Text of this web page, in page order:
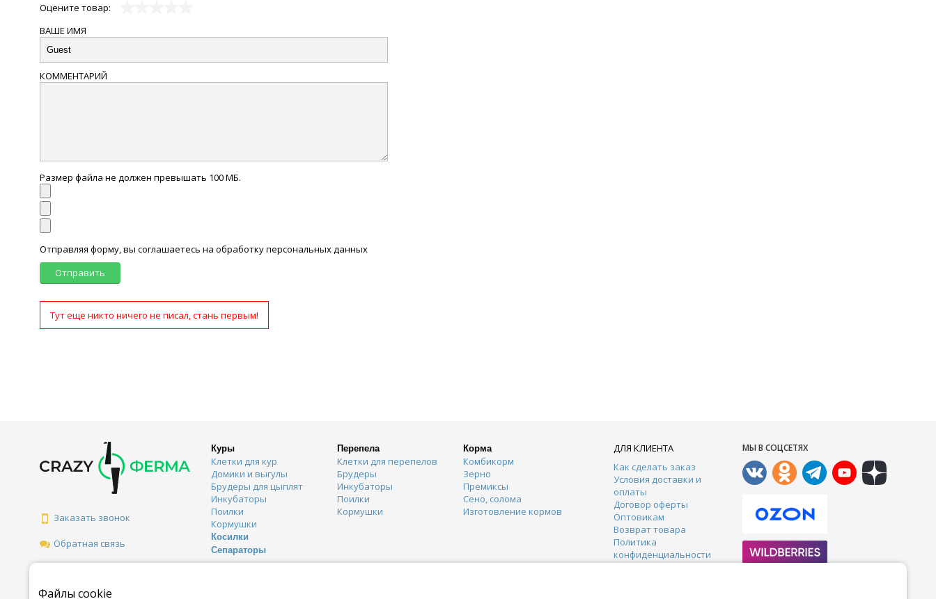
Оцените товар:
ВАШЕ ИМЯ
КОММЕНТАРИЙ
Размер файла не должен превышать 100 МБ.
Отправляя форму, вы соглашаетесь на обработку персональных данных
Отправить
Тут еще никто ничего не писал, стань первым!
Заказать звонок
Обратная связь
Куры
Клетки для кур
Домики и выгулы
Брудеры для цыплят
Инкубаторы
Поилки
Кормушки
Косилки
Сепараторы
Перепела
Клетки для перепелов
Брудеры
Инкубаторы
Поилки
Кормушки
Корма
Комбикорм
Зерно
Премиксы
Сено, солома
Изготовление кормов
ДЛЯ КЛИЕНТА
Как сделать заказ
Условия доставки и
оплаты
Договор оферты
Оптовикам
Возврат товара
Политика
конфиденциальности
Контакты
МЫ В СОЦСЕТЯХ
Файлы cookie